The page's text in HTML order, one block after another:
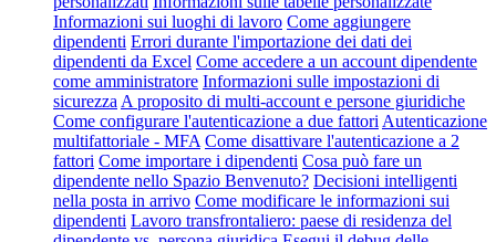
Informazioni sui luoghi di lavoro Come aggiungere
dipendenti Errori durante l'importazione dei dati dei
dipendenti da Excel Come accedere a un account dipendente
come amministratore Informazioni sulle impostazioni di
sicurezza A proposito di multi-account e persone giuridiche
Come configurare l'autenticazione a due fattori Autenticazione
multifattoriale - MFA Come disattivare l'autenticazione a 2
fattori Come importare i dipendenti Cosa può fare un
dipendente nello Spazio Benvenuto? Decisioni intelligenti
nella posta in arrivo Come modificare le informazioni sui
dipendenti Lavoro transfrontaliero: paese di residenza del